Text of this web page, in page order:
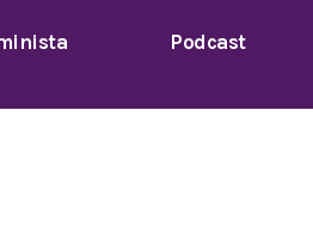
Podcast